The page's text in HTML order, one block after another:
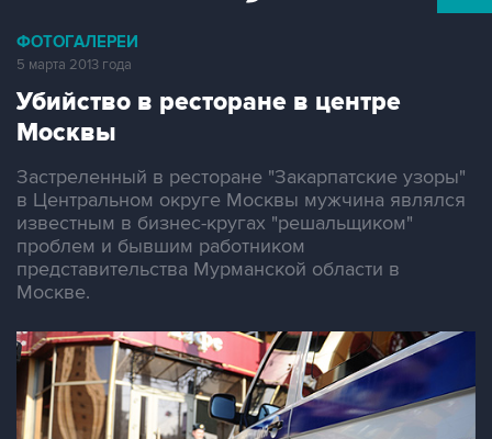
ФОТОГАЛЕРЕИ
5 марта 2013 года
Убийство в ресторане в центре
Москвы
Застреленный в ресторане "Закарпатские узоры"
в Центральном округе Москвы мужчина являлся
известным в бизнес-кругах "решальщиком"
проблем и бывшим работником
представительства Мурманской области в
Москве.